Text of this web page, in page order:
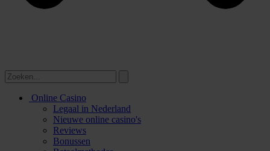
Online Casino
Legaal in Nederland
Nieuwe online casino's
Reviews
Bonussen